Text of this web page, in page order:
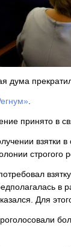
дума
принято в
взятки
строгого
Для